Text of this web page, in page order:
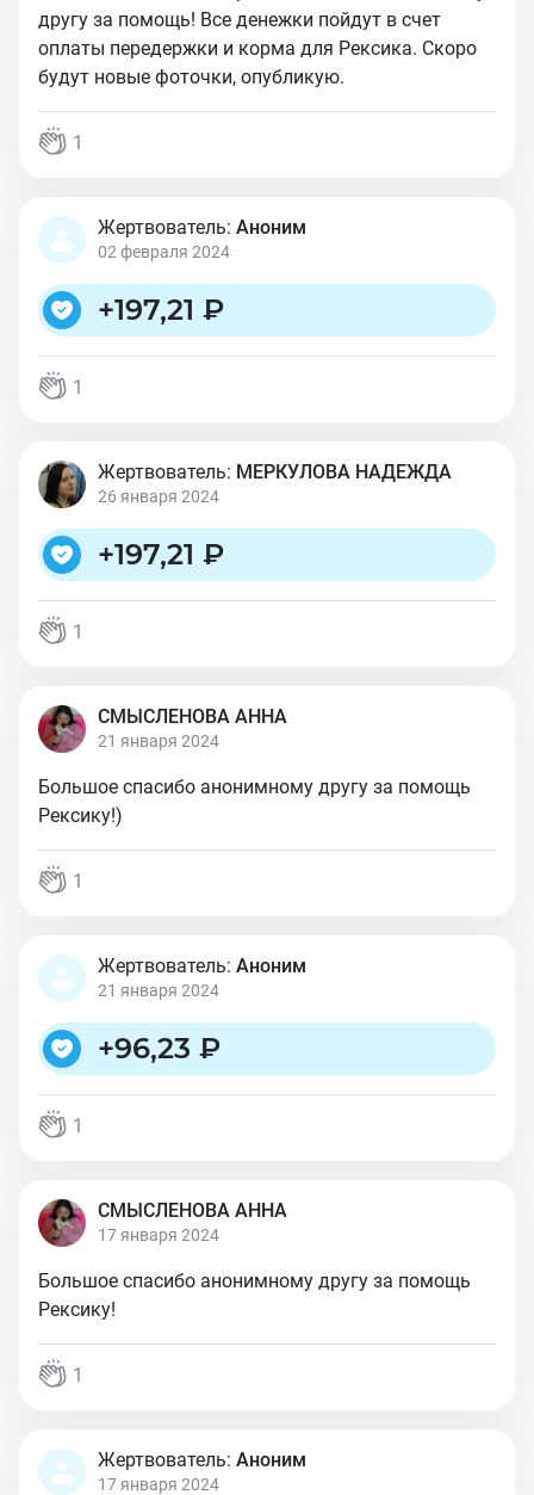
другу за помощь! Все денежки пойдут в счет
оплаты передержки и корма для Рексика. Скоро
будут новые фоточки, опубликую.
1
Жертвователь: Аноним
02 февраля 2024
+197,21 ₽
1
Жертвователь: МЕРКУЛОВА НАДЕЖДА
26 января 2024
+197,21 ₽
1
СМЫСЛЕНОВА АННА
21 января 2024
Большое спасибо анонимному другу за помощь
Рексику!)
1
Жертвователь: Аноним
21 января 2024
+96,23 ₽
1
СМЫСЛЕНОВА АННА
17 января 2024
Большое спасибо анонимному другу за помощь
Рексику!
1
Жертвователь: Аноним
17 января 2024